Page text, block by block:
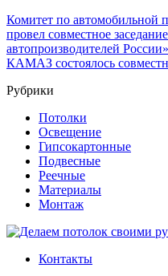
Комитет по
провел совместное
автопроизводителей
КАМАЗ состоялось
Рубрики
Потолки
Освещение
Гипсокартонные
Подвесные
Реечные
Материалы
Монтаж
Контакты